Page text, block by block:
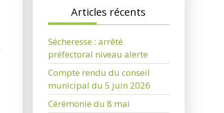
Articles récents
Sécheresse : arrêté
préfectoral niveau alerte
Compte rendu du conseil
municipal du 5 juin 2026
Cérémonie du 8 mai